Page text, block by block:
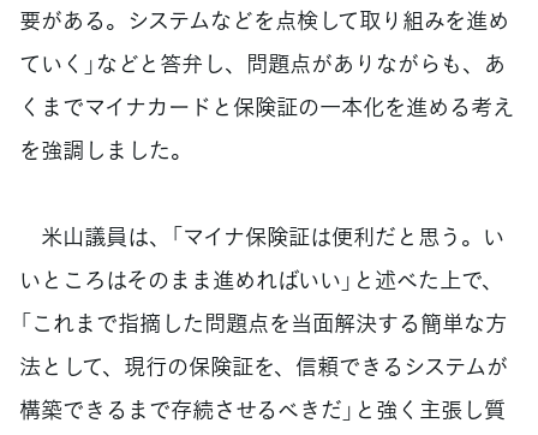
要がある。システムなどを点検して取り組みを進め
ていく」などと答弁し、問題点がありながらも、あ
くまでマイナカードと保険証の一本化を進める考え
を強調しました。
米山議員は、「マイナ保険証は便利だと思う。い
いところはそのまま進めればいい」と述べた上で、
「これまで指摘した問題点を当面解決する簡単な方
法として、現行の保険証を、信頼できるシステムが
構築できるまで存続させるべきだ」と強く主張し質